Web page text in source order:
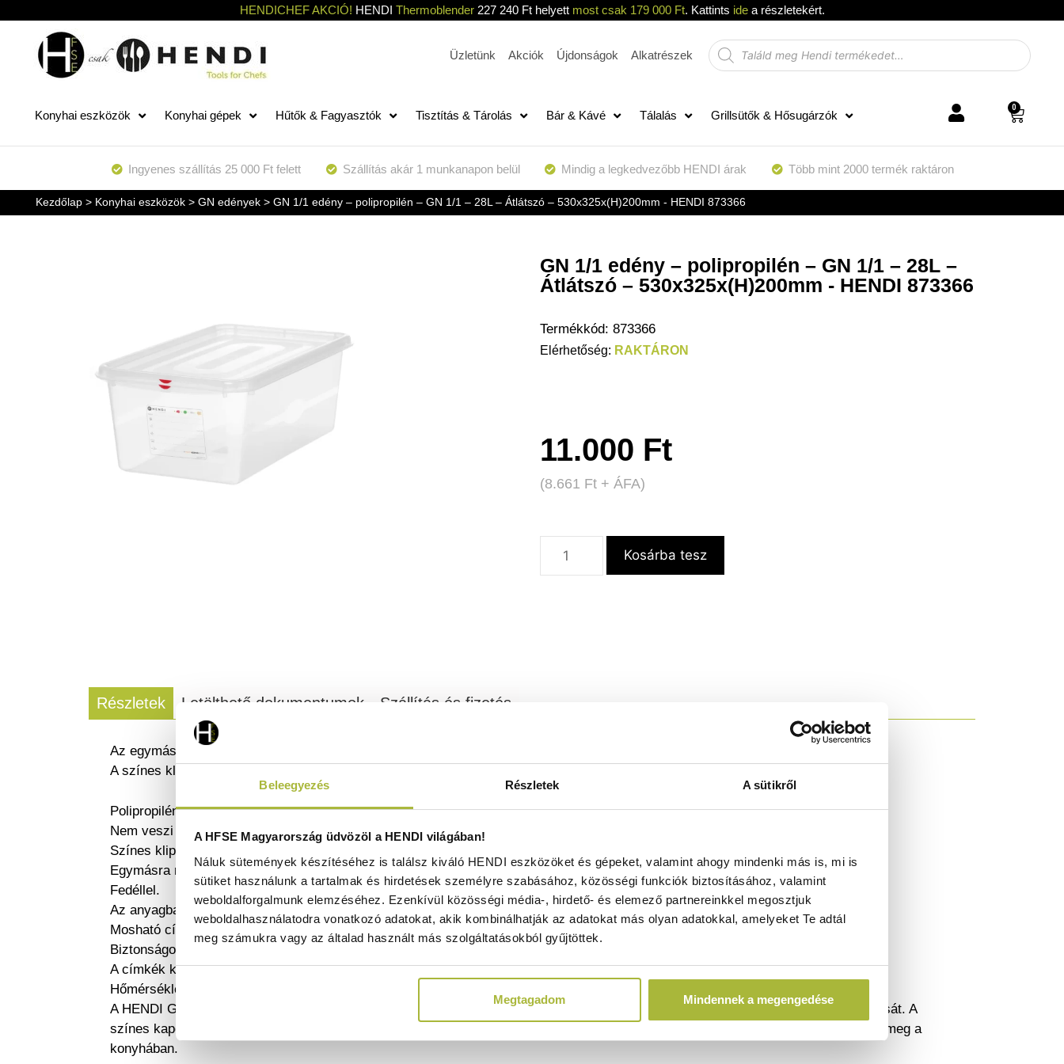
Beleegyezés Részletek A sütikről
A HFSE Magyarország üdvözöl a HENDI világában!
Náluk sütemények készítéséhez is találsz kiváló HENDI eszközöket és gépeket, valamint ahogy mindenki más is, mi is
sütiket használunk a tartalmak és hirdetések személyre szabásához, közösségi funkciók biztosításához, valamint
weboldalforgalmunk elemzéséhez. Ezenkívül közösségi média-, hirdető- és elemező partnereinkkel megosztjuk
weboldalhasználatodra vonatkozó adatokat, akik kombinálhatják az adatokat más olyan adatokkal, amelyeket Te adtál
meg számukra vagy az általad használt más szolgáltatásokból gyűjtöttek.
Megtagadom Mindennek a megengedése
HENDICHEF AKCIÓ! HENDI Thermoblender227 240 Ft helyett most csak 179 000 Ft. Kattints idea részletekért.
Üzletünk Akciók Újdonságok Alkatrészek
Konyhai eszközök Konyhai gépek Hűtők & Fagyasztók Tisztítás & Tárolás Bár & Kávé Tálalás Grillsütők & Hősugárzók
0
Ingyenes szállítás 25 000 Ft felett Szállítás akár 1 munkanapon belül Mindig a legkedvezőbb HENDI árak Több mint 2000 termék raktáron
Kezdőlap> Konyhai eszközök> GN edények> GN 1/1 edény – polipropilén – GN 1/1 – 28L – Átlátszó – 530x325x(H)200mm - HENDI 873366
GN 1/1 edény – polipropilén – GN 1/1 – 28L –
Átlátszó – 530x325x(H)200mm - HENDI 873366
Termékkód: 873366
RAKTÁRON
11.000 Ft
(8.661 Ft + ÁFA)
Kosárba tesz
Részletek Letölthető dokumentumok Szállítás és fizetés
Az egymásra rakható kialakítás helyet takarít meg a tárolóhelyeken.
A színes klipek és címkék egyszerűvé teszik a tartalom azonosítását.
Polipropilénből készült.
Nem veszi fel a szagokat.
Színes klipszeket tartalmaz (zöld, sárga, kék és piros).
Egymásra rakható.
Fedéllel.
Az anyagba ágyazott címke a tárolási folyamat nyomon követésére.
Mosható címkék.
Biztonságos, szivárgásmentes tömítés.
A címkék kitöltésére szolgáló markereket külön kell megrendelni.
Hőmérsékleti ellenállás: -40º to +100ºC között.
A HENDI GN 1/1 polipropilén doboz biztonságos, szivárgásmentes fedéllel biztosítja az élelmiszerek rendezett és higiénikus tárolását. A
színes kapcsok és mosható címkék megkönnyítik a tartalom felügyeletét, míg egymásra rakható kialakítása értékes helyet takarít meg a
konyhában.